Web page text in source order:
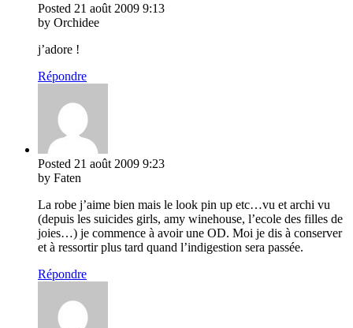
Posted 21 août 2009 9:13
by Orchidee
j’adore !
Répondre
Posted 21 août 2009 9:23
by Faten
La robe j’aime bien mais le look pin up etc…vu et archi vu
(depuis les suicides girls, amy winehouse, l’ecole des filles de
joies…) je commence à avoir une OD. Moi je dis à conserver
et à ressortir plus tard quand l’indigestion sera passée.
Répondre